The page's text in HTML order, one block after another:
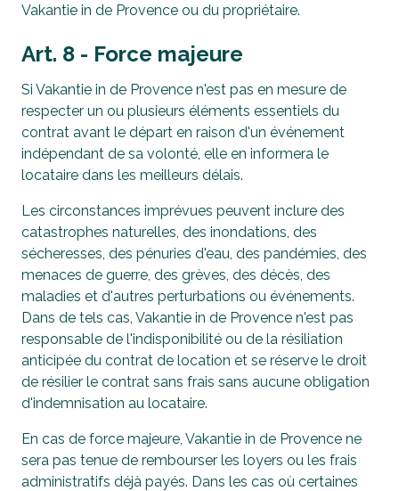
Vakantie in de Provence ou du propriétaire.
Art. 8 - Force majeure
Si Vakantie in de Provence n'est pas en mesure de
respecter un ou plusieurs éléments essentiels du
contrat avant le départ en raison d'un événement
indépendant de sa volonté, elle en informera le
locataire dans les meilleurs délais.
Les circonstances imprévues peuvent inclure des
catastrophes naturelles, des inondations, des
sécheresses, des pénuries d'eau, des pandémies, des
menaces de guerre, des grèves, des décès, des
maladies et d'autres perturbations ou événements.
Dans de tels cas, Vakantie in de Provence n'est pas
responsable de l'indisponibilité ou de la résiliation
anticipée du contrat de location et se réserve le droit
de résilier le contrat sans frais sans aucune obligation
d'indemnisation au locataire.
En cas de force majeure, Vakantie in de Provence ne
sera pas tenue de rembourser les loyers ou les frais
administratifs déjà payés. Dans les cas où certaines